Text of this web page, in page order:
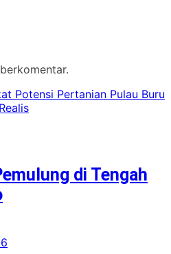
Potensi Pertanian Pulau Buru
di Tengah